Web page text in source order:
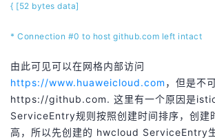
{ [52 bytes data]
* Connection #0 to host github.com left intact
由此可见可以在网格内部访问
https://www.huaweicloud.com ，但是不
https://github.com. 这里有一个原因是
ServiceEntry规则按照创建时间排序，创建
高，所以先创建的 hwcloud ServiceEntry生